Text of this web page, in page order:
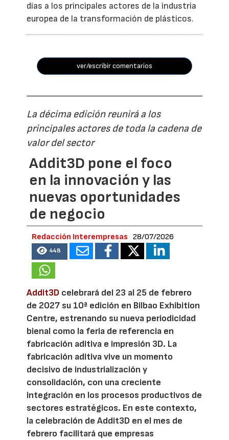
días a los principales actores de la industria
europea de la transformación de plásticos.
ver/escribir comentarios
La décima edición reunirá a los
principales actores de toda la cadena de
valor del sector
Addit3D pone el foco
en la innovación y las
nuevas oportunidades
de negocio
Redacción Interempresas 28/07/2026
448
Addit3D celebrará del 23 al 25 de febrero
de 2027 su 10ª edición en Bilbao Exhibition
Centre, estrenando su nueva periodicidad
bienal como la feria de referencia en
fabricación aditiva e impresión 3D. La
fabricación aditiva vive un momento
decisivo de industrialización y
consolidación, con una creciente
integración en los procesos productivos de
sectores estratégicos. En este contexto,
la celebración de Addit3D en el mes de
febrero facilitará que empresas